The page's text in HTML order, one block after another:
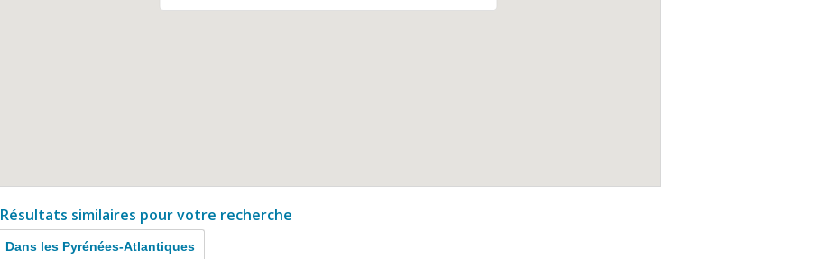
Résultats similaires pour votre recherche
Dans les Pyrénées-Atlantiques